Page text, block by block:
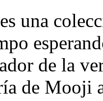
una
de la
de Mooji